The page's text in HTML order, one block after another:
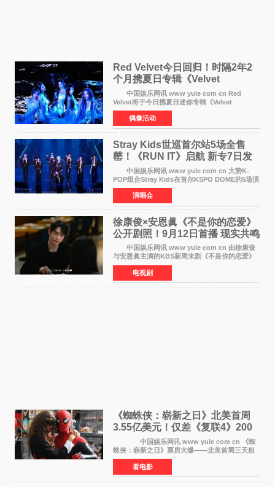
Red Velvet今日回归！时隔2年2
个月携夏日专辑《Velvet
Summer》重启完整体活动
中国娱乐网讯 www yule com cn Red
Velvet将于今日携夏日迷你专辑《Velvet
Summer》时隔2年2个月重启完整体活动。这张
于8月3日发行的专辑，主打柔和成熟氛围的夏日
音乐，收录了成员们想着
偶像活动
Stray Kids世巡首尔站5场全售
罄！《RUN IT》启航 新专7日发
中国娱乐网讯 www yule com cn 大势K-
POP组合Stray Kids在首尔KSPO DOME的5场演
唱会全部售罄，为新世界巡演拉开序幕。据所属
社JYP娱乐透露，Stray Kids于上月25至26日、
29日及本月1至2日
演唱会
徐康俊×安恩眞《不是你的恋爱》
公开剧照！9月12日首播 现实共鸣
罗曼史来袭
中国娱乐网讯 www yule com cn 由徐康俊
与安恩眞主演的KBS新周末剧《不是你的恋爱》
于近日公开首波剧照，正式定档9月12日首
播。 剧照中，徐康俊与安恩眞并肩而坐，眼
神中流露出复杂而微
电视剧
《蜘蛛侠：崭新之日》北美首周
3.55亿美元！仅差《复联4》200
万 影史第二全球开画
中国娱乐网讯 www yule com cn 《蜘
蛛侠：崭新之日》票房大爆——北美首周三天粗
报3 55亿美元，仅比影史最高北美开画《复仇者
联盟4：终局之战》的3 571亿美元少200万出头，
精报调整后仍
看电影